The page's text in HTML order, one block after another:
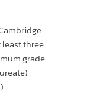
least three
grade